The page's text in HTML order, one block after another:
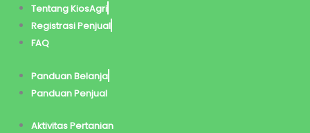
Lewati
konten
Tentang KiosAgri
Registrasi Penjual
FAQ
Panduan Belanja
Panduan Penjual
Aktivitas Pertanian